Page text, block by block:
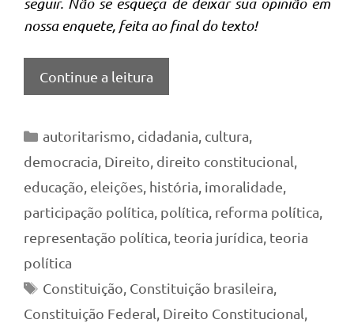
nossa enquete, feita ao final do texto!
Continue a leitura
Categorias
autoritarismo cidadania cultura
democracia Direito direito constitucional
educação eleições história imoralidade
participação política política reforma política
representação política teoria jurídica teoria
política
Tags
Constituição Constituição brasileira
Constituição Federal Direito Constitucional